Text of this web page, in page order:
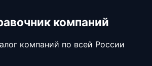
компаний
компаний по всей России